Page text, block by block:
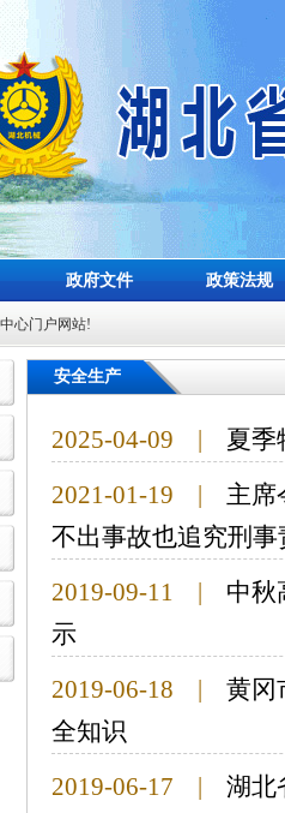
政府文件 政策法规
心门户网站!
安全生产
2025-04-09 |
夏季
2021-01-19
|
主席
不出事故也追究刑事
2019-09-11
|
中秋
示
2019-06-18
|
黄冈
全知识
2019-06-17
|
湖北